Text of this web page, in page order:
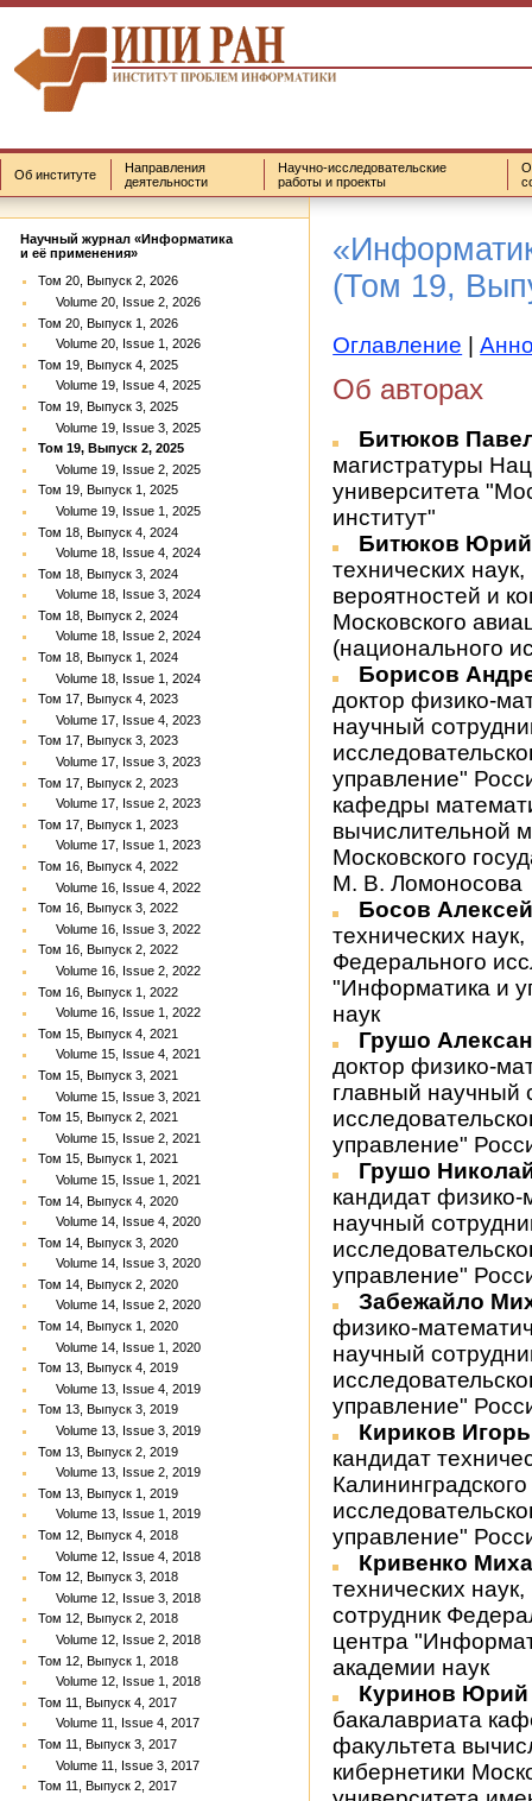
Об институте
Направления
деятельности
Научно-исследовательские
работы и проекты
Научный журнал «Информатика
и её применения»
Том 20, Выпуск 2, 2026
Volume 20, Issue 2, 2026
Том 20, Выпуск 1, 2026
Volume 20, Issue 1, 2026
Том 19, Выпуск 4, 2025
Volume 19, Issue 4, 2025
Том 19, Выпуск 3, 2025
Volume 19, Issue 3, 2025
Том 19, Выпуск 2, 2025
Volume 19, Issue 2, 2025
Том 19, Выпуск 1, 2025
Volume 19, Issue 1, 2025
Том 18, Выпуск 4, 2024
Volume 18, Issue 4, 2024
Том 18, Выпуск 3, 2024
Volume 18, Issue 3, 2024
Том 18, Выпуск 2, 2024
Volume 18, Issue 2, 2024
Том 18, Выпуск 1, 2024
Volume 18, Issue 1, 2024
Том 17, Выпуск 4, 2023
Volume 17, Issue 4, 2023
Том 17, Выпуск 3, 2023
Volume 17, Issue 3, 2023
Том 17, Выпуск 2, 2023
Volume 17, Issue 2, 2023
Том 17, Выпуск 1, 2023
Volume 17, Issue 1, 2023
Том 16, Выпуск 4, 2022
Volume 16, Issue 4, 2022
Том 16, Выпуск 3, 2022
Volume 16, Issue 3, 2022
Том 16, Выпуск 2, 2022
Volume 16, Issue 2, 2022
Том 16, Выпуск 1, 2022
Volume 16, Issue 1, 2022
Том 15, Выпуск 4, 2021
Volume 15, Issue 4, 2021
Том 15, Выпуск 3, 2021
Volume 15, Issue 3, 2021
Том 15, Выпуск 2, 2021
Volume 15, Issue 2, 2021
Том 15, Выпуск 1, 2021
Volume 15, Issue 1, 2021
Том 14, Выпуск 4, 2020
Volume 14, Issue 4, 2020
Том 14, Выпуск 3, 2020
Volume 14, Issue 3, 2020
Том 14, Выпуск 2, 2020
Volume 14, Issue 2, 2020
Том 14, Выпуск 1, 2020
Volume 14, Issue 1, 2020
Том 13, Выпуск 4, 2019
Volume 13, Issue 4, 2019
Том 13, Выпуск 3, 2019
Volume 13, Issue 3, 2019
Том 13, Выпуск 2, 2019
Volume 13, Issue 2, 2019
Том 13, Выпуск 1, 2019
Volume 13, Issue 1, 2019
Том 12, Выпуск 4, 2018
Volume 12, Issue 4, 2018
Том 12, Выпуск 3, 2018
Volume 12, Issue 3, 2018
Том 12, Выпуск 2, 2018
Volume 12, Issue 2, 2018
Том 12, Выпуск 1, 2018
Volume 12, Issue 1, 2018
Том 11, Выпуск 4, 2017
Volume 11, Issue 4, 2017
Том 11, Выпуск 3, 2017
Volume 11, Issue 3, 2017
Том 11, Выпуск 2, 2017
(Том 19,
Оглавление |
Об авторах
Битюков
магистратуры
университета
институт"
Битюков
технических
вероятностей и
Московского
(национального
Борисов
доктор физико-
научный
управление"
кафедры
вычислительной
Московского
М. В. Ломоносова
Босов
технических
Федерального
"Информатика и
наук
Грушо
доктор физико-
главный научный
управление"
Грушо
кандидат физико-
научный
управление"
Забежайло
физико-
научный
управление"
Кириков
кандидат
управление"
Кривенко
технических
сотрудник
центра
академии наук
Куринов
бакалавриата
факультета
кибернетики